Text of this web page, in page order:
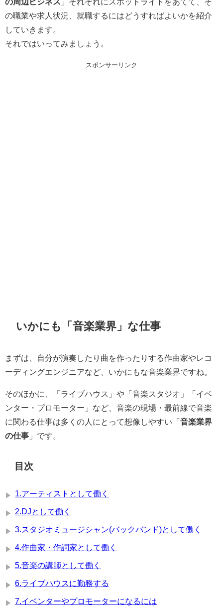
の職業や求人状況、就職するにはどうすればよいかを紹介
していきます。
それではいってみましょう。
スポンサーリンク
いかにも「音楽業界」な仕事
まずは、自分が演奏したり曲を作ったりする作曲家やレコ
ーディングエンジニアなど、いかにもな音楽業界ですね。
そのほかに、「ライブハウス」や「音楽スタジオ」「イベ
ンター・プロモーター」など、音楽の現場・最前線で音楽
に関わる仕事は多くの人にとって想像しやすい「 音楽業界
の仕事 」です。
目次
1.アーティストとして働く
2.DJとして働く
3.スタジオミュージシャン(バックバンド)として働く
4.作曲家・作詞家として働く
5.音楽の講師として働く
6.ライブハウスに勤務する
7.イベンターやプロモーターになるには